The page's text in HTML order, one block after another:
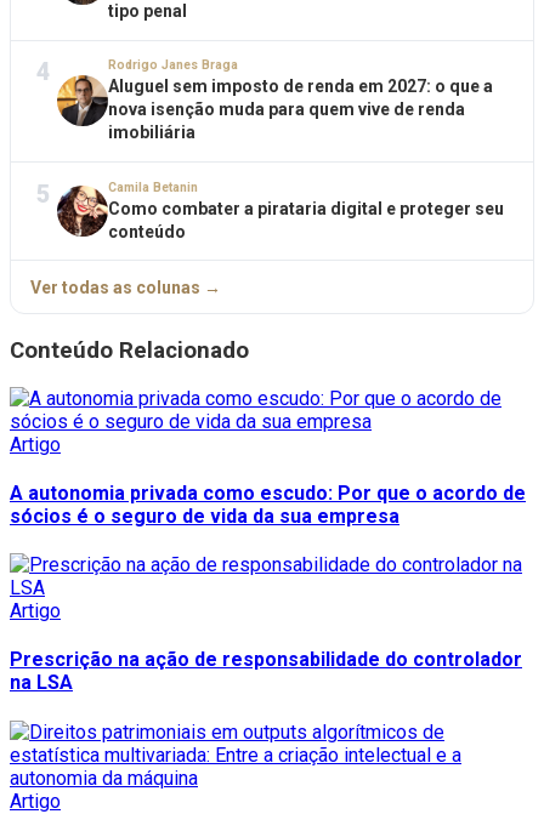
tipo penal
4 Rodrigo Janes Braga
Aluguel sem imposto de renda em 2027: o que a
nova isenção muda para quem vive de renda
imobiliária
5 Camila Betanin
Como combater a pirataria digital e proteger seu
conteúdo
Ver todas as colunas →
Conteúdo Relacionado
Artigo
A autonomia privada como escudo: Por que o acordo de
sócios é o seguro de vida da sua empresa
Artigo
Prescrição na ação de responsabilidade do controlador
na LSA
Artigo